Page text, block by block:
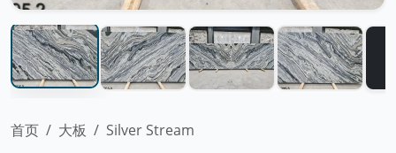
首页 大板 Silver Stream